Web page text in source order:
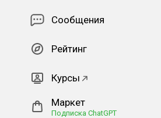
Сообщения
Рейтинг
Курсы
Маркет
Подписка ChatGPT